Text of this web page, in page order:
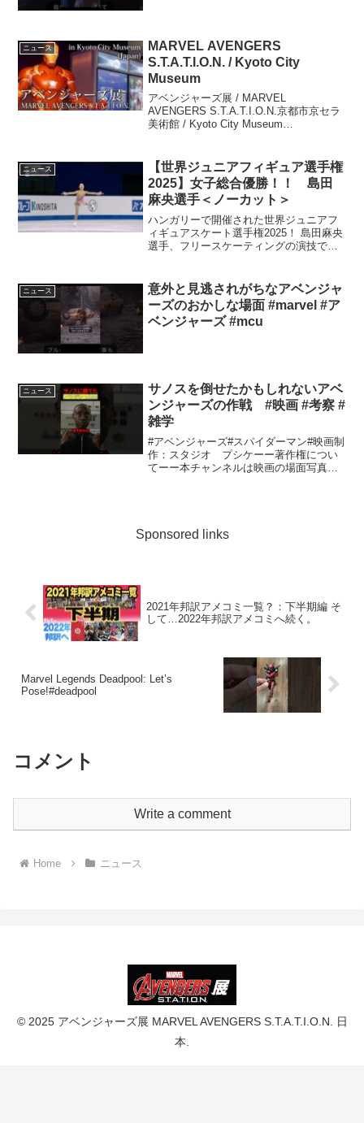
ニュース
MARVEL AVENGERS
S.T.A.T.I.O.N. / Kyoto City
Museum
アベンジャーズ展 / MARVEL
AVENGERS S.T.A.T.I.O.N.京都市京セラ
美術館 / Kyoto City Museum
ニュース
【世界ジュニアフィギュア選手権
2025】女子総合優勝！！ 島田
麻央選手＜ノーカット＞
ハンガリーで開催された世界ジュニアフ
ィギュアスケート選手権2025！ 島田麻央
選手、フリースケーティングの演技で
ニュース
意外と見逃されがちなアベンジャ
ーズのおかしな場面 #marvel #ア
ベンジャーズ #mcu
ニュース
サノスを倒せたかもしれないアベ
ンジャーズの作戦 #映画 #考察 #
雑学
#アベンジャーズ#スパイダーマン#映画制
作：スタジオ プシケーー著作権につい
てーー本チャンネルは映画の場面写真や
Sponsored links
2021年邦訳アメコミ一覧？：下半期編 そ
して…2022年邦訳アメコミへ続く。
Marvel Legends Deadpool: Let’s
Pose!#deadpool
コメント
Write a comment
Home ニュース
© 2025 アベンジャーズ展 MARVEL AVENGERS S.T.A.T.I.O.N. 日
本.